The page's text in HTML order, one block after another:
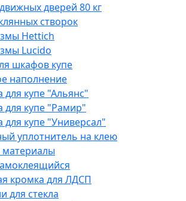
дверей 80 кг
створок
Hettich
Lucido
шкафов купе
наполнение
для купе "Альянс"
для купе "Рамир"
для купе "Универсал"
уплотнитель на клею
кромка для ЛДСП
для стекла